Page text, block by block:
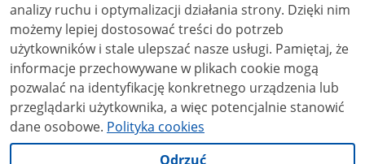
analizy ruchu i optymalizacji działania strony. Dzięki nim
możemy lepiej dostosować treści do potrzeb
użytkowników i stale ulepszać nasze usługi. Pamiętaj, że
informacje przechowywane w plikach cookie mogą
pozwalać na identyfikację konkretnego urządzenia lub
przeglądarki użytkownika, a więc potencjalnie stanowić
dane osobowe. Polityka cookies
Odrzuć